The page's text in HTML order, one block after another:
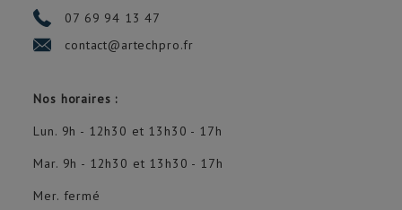
07 69 94 13 47
contact@artechpro.fr
Nos horaires :
Lun. 9h - 12h30 et 13h30 - 17h
Mar. 9h - 12h30 et 13h30 - 17h
Mer. fermé